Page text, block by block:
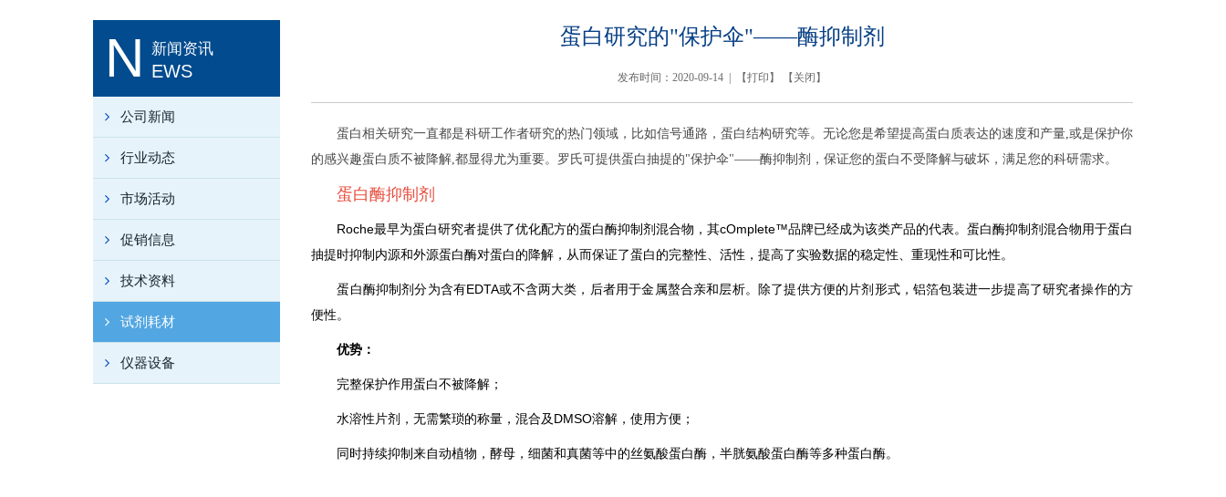
N 新闻资讯
EWS
公司新闻
行业动态
市场活动
促销信息
技术资料
试剂耗材
仪器设备
蛋白研究的"保护伞"——酶抑制剂
发布时间：2020-09-14 | 【打印 】 【 关闭 】
蛋白相关研究一直都是科研工作者研究的热门领域，比如信号通路，蛋白结构研究等。无论您是希望提高蛋白质表达的速度和产量,或是保护你
的感兴趣蛋白质不被降解,都显得尤为重要。罗氏可提供蛋白抽提的"保护伞"——酶抑制剂，保证您的蛋白不受降解与破坏，满足您的科研需求。
蛋白酶抑制剂
Roche最早为蛋白研究者提供了优化配方的蛋白酶抑制剂混合物，其cOmplete™品牌已经成为该类产品的代表。蛋白酶抑制剂混合物用于蛋白
抽提时抑制内源和外源蛋白酶对蛋白的降解，从而保证了蛋白的完整性、活性，提高了实验数据的稳定性、重现性和可比性。
蛋白酶抑制剂分为含有EDTA或不含两大类，后者用于金属螯合亲和层析。除了提供方便的片剂形式，铝箔包装进一步提高了研究者操作的方
便性。
优势：
完整保护作用蛋白不被降解；
水溶性片剂，无需繁琐的称量，混合及DMSO溶解，使用方便；
同时持续抑制来自动植物，酵母，细菌和真菌等中的丝氨酸蛋白酶，半胱氨酸蛋白酶等多种蛋白酶。